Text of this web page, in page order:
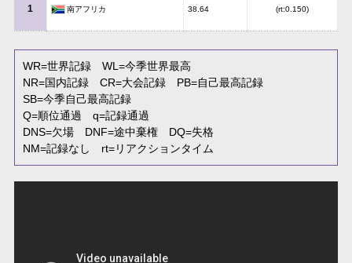
1 南アフリカ 38.64 (rt:0.150)
WR=世界記録 WL=今季世界最高
NR=国内記録 CR=大会記録 PB=自己最高記録
SB=今季自己最高記録
Q=順位通過 q=記録通過
DNS=欠場 DNF=途中棄権 DQ=失格
NM=記録なし rt=リアクションタイム